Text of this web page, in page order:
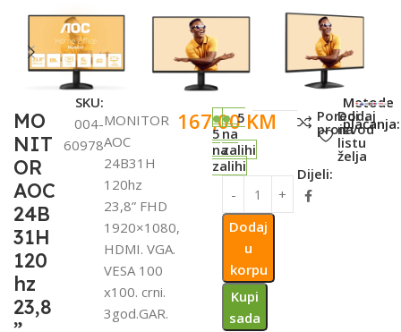
MO
NIT
OR
AOC
24B
31H
120
hz
23,8
SKU:
004-
60978
MONITOR
AOC
24B31H
120hz
23,8” FHD
1920×1080,
HDMI. VGA.
VESA 100
x100. crni.
3god.GAR.
167,00KM
5
na
zalihi
5
na
zalihi
Dodaj
u
korpu
Kupi
sada
Poredi
proizvod
Dodaj
na
listu
želja
Dijeli:
Metode
plaćanja: